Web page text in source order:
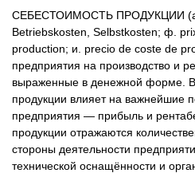
СЕБЕСТОИМОСТЬ ПРОДУКЦИИ (а.
Betriebskosten, Selbstkosten; ф.
production; и. precio de соste de
предприятия на производство и
выраженные в денежной форме.
продукции влияет на важнейшие
предприятия — прибыль и
продукции отражаются
стороны деятельности
технической оснащённости и